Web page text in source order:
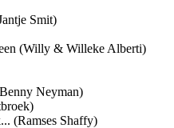
Smit)
(Willy & Willeke Alberti)
Neyman)
(Ramses Shaffy)